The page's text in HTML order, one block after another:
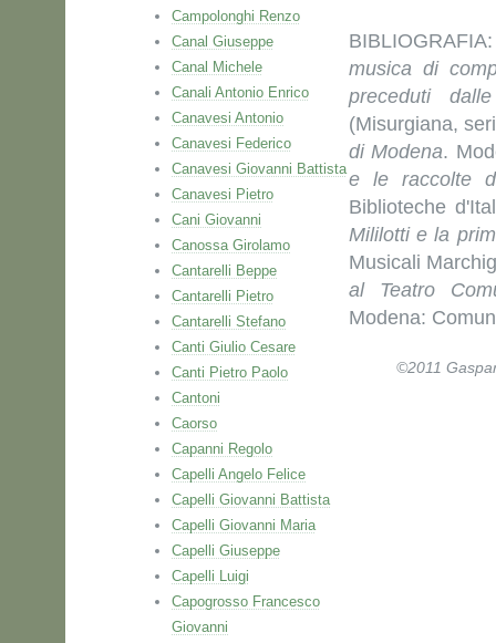
Campolonghi Renzo
Canal Giuseppe
Canal Michele
Canali Antonio Enrico
Canavesi Antonio
Canavesi Federico
Canavesi Giovanni Battista
Canavesi Pietro
Cani Giovanni
Canossa Girolamo
Cantarelli Beppe
Cantarelli Pietro
Cantarelli Stefano
Canti Giulio Cesare
Canti Pietro Paolo
Cantoni
Caorso
Capanni Regolo
Capelli Angelo Felice
Capelli Giovanni Battista
Capelli Giovanni Maria
Capelli Giuseppe
Capelli Luigi
Capogrosso Francesco
Giovanni
musica di
preceduti
(Misurgiana,
di Modena.
e le raccolte
Biblioteche
Mililotti e la
Musicali
al Teatro
Modena:
©2011